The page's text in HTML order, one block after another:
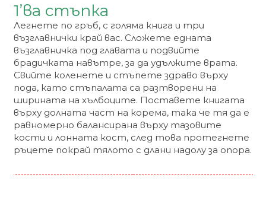
1’ва стъпка
Легнете по гръб, с голяма книга и три
възглавнички край вас. Сложете едната
възглавничка под главата и подвийте
брадичката навътре, за да удължите врата.
Свийте коленете и стъпете здраво върху
пода, като стъпалата са разтворени на
ширината на хълбоците. Поставете книгата
върху долната част на корема, така че тя да е
равномерно балансирана върху тазовите
кости и лонната кост, след това протегнете
ръцете покрай тялото с длани надолу за опора.